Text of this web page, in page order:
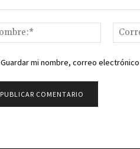
Nombre:*
Guardar mi nombre, correo